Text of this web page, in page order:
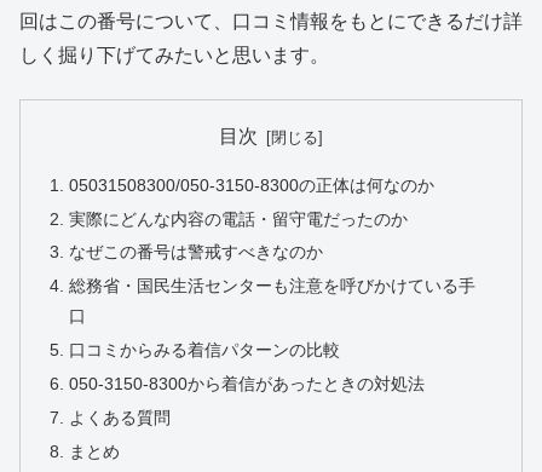
回はこの番号について、口コミ情報をもとにできるだけ詳
しく掘り下げてみたいと思います。
目次
05031508300/050-3150-8300の正体は何なのか
実際にどんな内容の電話・留守電だったのか
なぜこの番号は警戒すべきなのか
総務省・国民生活センターも注意を呼びかけている手
口
口コミからみる着信パターンの比較
050-3150-8300から着信があったときの対処法
よくある質問
まとめ